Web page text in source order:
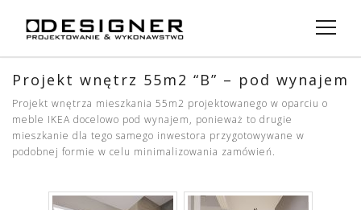
Menu
o Nas
Projekty
Usługi
Zespół
Projekt wnętrz 55m2 “B” – pod wynajem
Projekt wnętrza mieszkania 55m2 projektowanego w oparciu o
meble IKEA docelowo pod wynajem, ponieważ to drugie
mieszkanie dla tego samego inwestora przygotowywane w
podobnej formie w celu minimalizowania zamówień.